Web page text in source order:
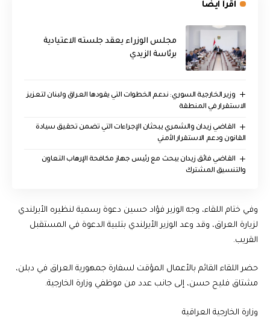
اقرأ ايضا
مجلس الوزراء يعقد جلسته الاعتيادية
برئاسة الزيدي
وزير الخارجية السوري: ندعم الخطوات التي يقودها العراق ولبنان لتعزيز
الاستقرار في المنطقة
القاضي زيدان والشمري يبحثان الإجراءات التي تضمن تحقيق سيادة
القانون ودعم الاستقرار الأمني
القاضي فائق زيدان يبحث مع رئيس جهاز مكافحة الإرهاب التعاون
والتنسيق المشترك
وفي ختام اللقاء، وجه الوزير فؤاد حسين دعوة رسمية لنظيره الأيرلندي
لزيارة العراق، وقد وعد الوزير الأيرلندي بتلبية الدعوة في المستقبل
القريب.
حضر اللقاء القائم بالأعمال المؤقت لسفارة جمهورية العراق في دبلن،
مشتاق فليح حسن، إلى جانب عدد من موظفي وزارة الخارجية.
وزارة الخارجية العراقية